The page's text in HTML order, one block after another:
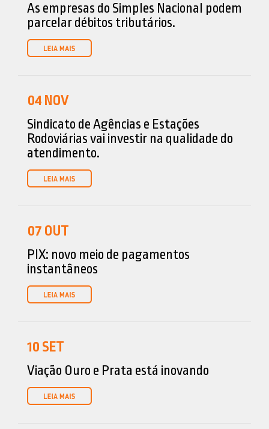
As empresas do Simples Nacional podem
parcelar débitos tributários.
04 NOV
Sindicato de Agências e Estações
Rodoviárias vai investir na qualidade do
atendimento.
07 OUT
PIX: novo meio de pagamentos
instantâneos
10 SET
Viação Ouro e Prata está inovando